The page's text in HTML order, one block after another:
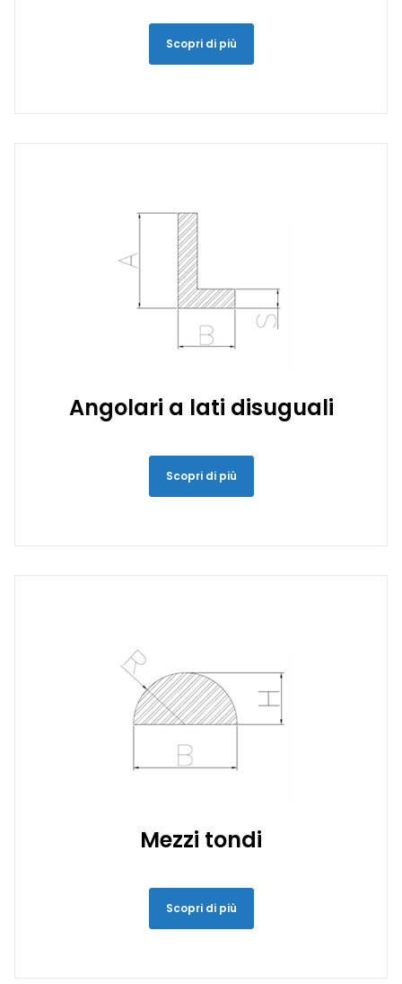
Scopri di più
Angolari a lati disuguali
Scopri di più
Mezzi tondi
Scopri di più